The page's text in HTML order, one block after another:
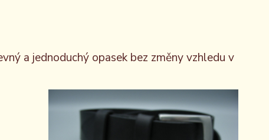
a jednoduchý opasek bez změny vzhledu v